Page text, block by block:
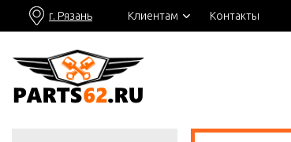
г. Рязань Клиентам Контакты